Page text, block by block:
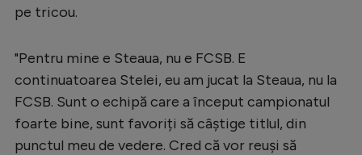
pe tricou.
"Pentru mine e Steaua, nu e FCSB. E
continuatoarea Stelei, eu am jucat la Steaua, nu la
FCSB. Sunt o echipă care a început campionatul
foarte bine, sunt favoriți să câștige titlul, din
punctul meu de vedere. Cred că vor reuși să